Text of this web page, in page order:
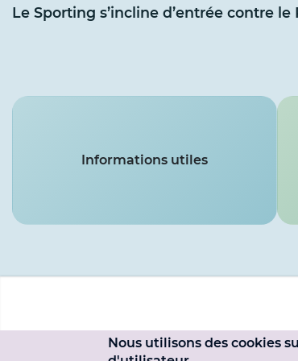
Le Sporting s’incline d’entrée contre le
Services
Informations utiles
Nous utilisons des cookies